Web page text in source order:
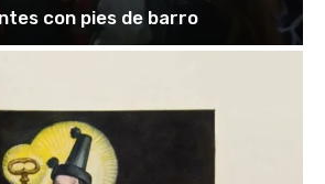
con pies de barro